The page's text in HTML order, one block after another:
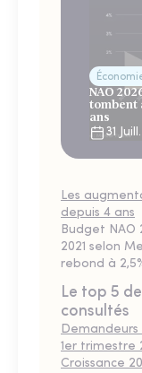
NAO
tombent
ans
31
Les
depuis 4 ans
Budget NAO
2021 selon
rebond à
Le top 5
consultés
Demandeurs
1er trimestre
Croissance